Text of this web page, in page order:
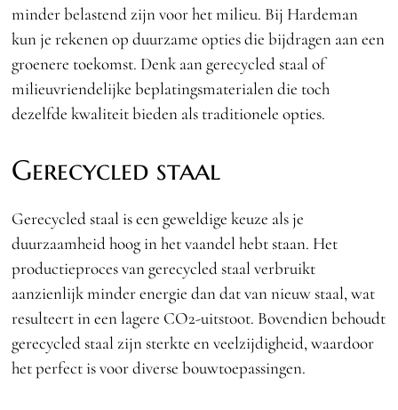
minder belastend zijn voor het milieu. Bij Hardeman
kun je rekenen op duurzame opties die bijdragen aan een
groenere toekomst. Denk aan gerecycled staal of
milieuvriendelijke beplatingsmaterialen die toch
dezelfde kwaliteit bieden als traditionele opties.
Gerecycled staal
Gerecycled staal is een geweldige keuze als je
duurzaamheid hoog in het vaandel hebt staan. Het
productieproces van gerecycled staal verbruikt
aanzienlijk minder energie dan dat van nieuw staal, wat
resulteert in een lagere CO2-uitstoot. Bovendien behoudt
gerecycled staal zijn sterkte en veelzijdigheid, waardoor
het perfect is voor diverse bouwtoepassingen.